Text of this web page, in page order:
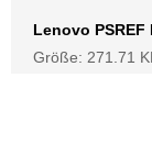
Lenovo PSREF
Größe: 271.71